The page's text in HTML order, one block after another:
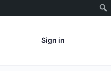
Sign in